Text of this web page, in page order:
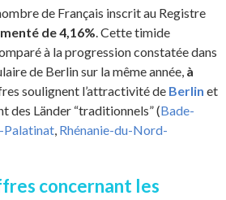
de Français inscrit au Registre
de 4,16%. Cette timide
à la progression constatée dans
de Berlin sur la même année, à
soulignent l’attractivité de Berlin et
des Länder “traditionnels” (Bade-
Palatinat, Rhénanie-du-Nord-
concernant les